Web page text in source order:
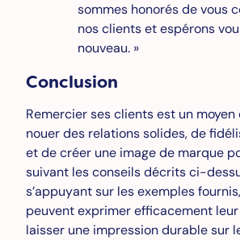
sommes honorés de vous
nos clients et espérons
nouveau. »
Conclusion
Remercier ses clients est un
nouer des relations solides, de
et de créer une image de marque
suivant les conseils décrits ci-
s’appuyant sur les exemples
peuvent exprimer efficacement
laisser une impression durable sur